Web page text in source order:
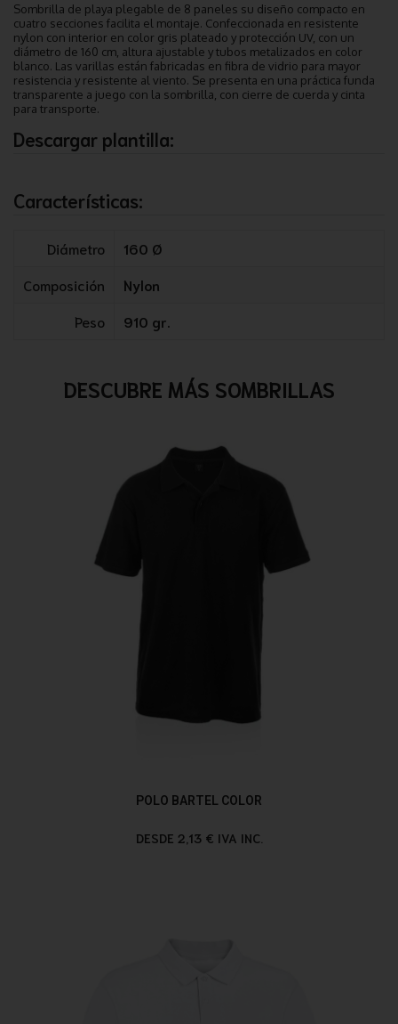
Sombrilla de playa plegable de 8 paneles su diseño compacto en
cuatro secciones facilita el montaje. Confeccionada en resistente
nylon con interior en color gris plateado y protección UV, con un
diámetro de 160 cm, altura ajustable y tubos metalizados en color
blanco. Las varillas están fabricadas en fibra de vidrio para mayor
resistencia y resistente al viento. Se presenta en una práctica funda
transparente a juego con la sombrilla, con cierre de cuerda y cinta
para transporte.
Descargar plantilla:
Características:
Diámetro
160 Ø
Composición
Nylon
Peso
910 gr.
DESCUBRE MÁS SOMBRILLAS
POLO BARTEL COLOR
DESDE 2,13 € IVA INC.